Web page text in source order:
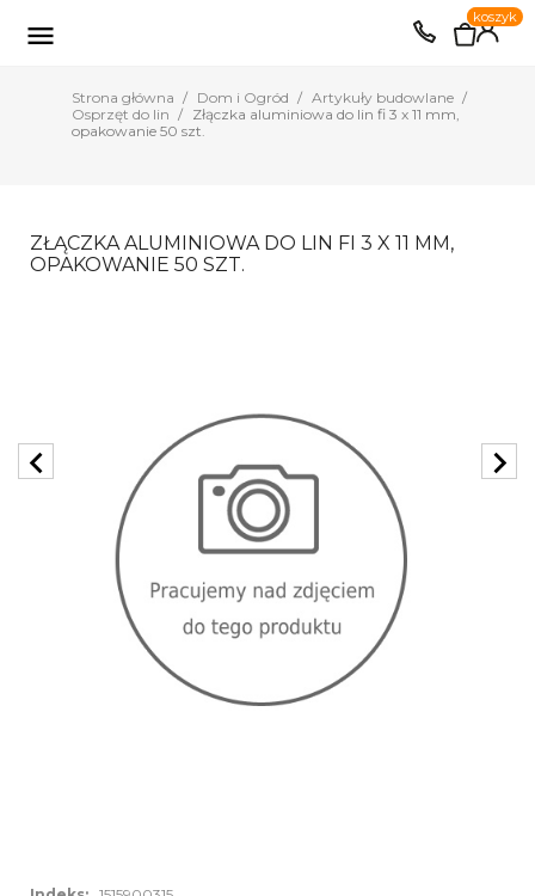
EUR PLN

0
koszyk
Strona główna Dom i Ogród
Artykuły budowlane
Osprzęt do lin
Złączka aluminiowa do lin fi 3 x 11 mm,
opakowanie 50 szt.
ZŁĄCZKA ALUMINIOWA DO LIN FI 3 X 11 MM,
OPAKOWANIE 50 SZT.
chevron_left chevron_right